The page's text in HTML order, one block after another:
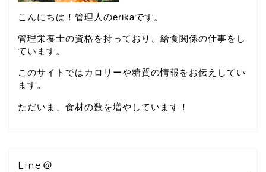
こんにちは！管理人のerikaです。
管理栄養士の資格を持っており、給食関係の仕事をし
ています。
このサイトではカロリーや糖質の情報をお伝えしてい
ます。
ただいま、食材の数を増やしています！
Line＠